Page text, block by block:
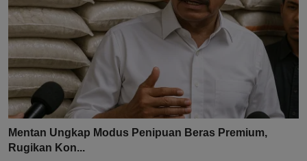
Mentan Ungkap Modus Penipuan Beras Premium,
Rugikan Kon...